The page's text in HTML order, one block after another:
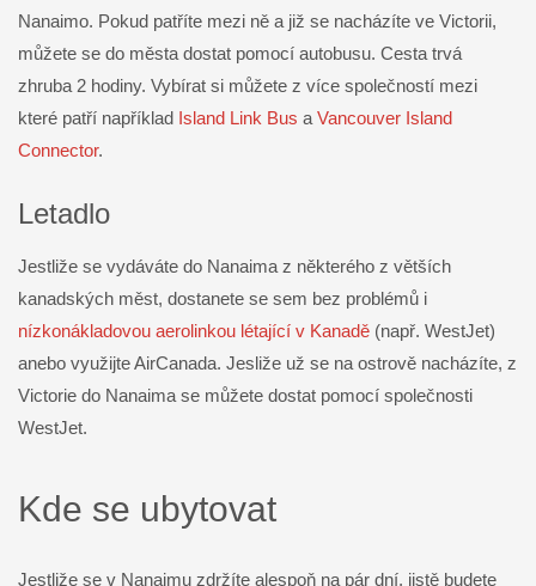
Nanaimo. Pokud patříte mezi ně a již se nacházíte ve Victorii,
můžete se do města dostat pomocí autobusu. Cesta trvá
zhruba 2 hodiny. Vybírat si můžete z více společností mezi
které patří například Island Link Bus a Vancouver Island
Connector.
Letadlo
Jestliže se vydáváte do Nanaima z některého z větších
kanadských měst, dostanete se sem bez problémů i
nízkonákladovou aerolinkou létající v Kanadě (např. WestJet)
anebo využijte AirCanada. Jesliže už se na ostrově nacházíte, z
Victorie do Nanaima se můžete dostat pomocí společnosti
WestJet.
Kde se ubytovat
Jestliže se v Nanaimu zdržíte alespoň na pár dní, jistě budete